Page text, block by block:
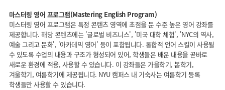
마스터링 영어 프로그램(Mastering English Program)
미스터링 영어 프로그램은 특정 콘텐츠 영역에 초점을 둔 수준 높은 영어 강좌를
제공합니다. 해당 콘텐츠에는 '글로벌 비즈니스', '미국 대학 체험', 'NYC의 역사,
예술 그리고 문화', '아카데믹 영어' 등이 포함됩니다. 통합적 언어 스킬이 사용될
수 있도록 수업의 내용과 구조가 형성되어 있어, 학생들은 배운 내용을 곧바로
새로운 환경에 적용, 사용할 수 있습니다. 이 강좌들은 가을학기, 봄학기,
겨울학기, 여름학기에 제공됩니다. NYU 캠퍼스 내 기숙사는 여름학기 등록
학생들만 사용할 수 있습니다.